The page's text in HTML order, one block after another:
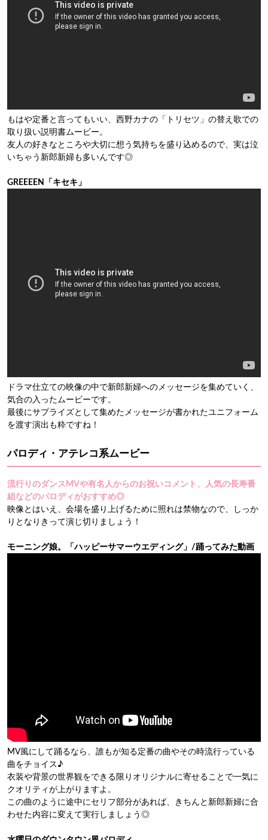
もはや定番と言ってもいい、西野カナの「トリセツ」の替え歌での
取り扱い説明書ムービー。
友人の好きなところや大切に想う気持ちを盛り込めるので、実は泣
いちゃう新郎新婦も多いんです◎
GREEEEN「キセキ」
ドラマ仕立ての映像の中で新郎新婦へのメッセージを集めていく、
気合の入ったムービーです。
最後にサプライズとして集めたメッセージが書かれたユニフォーム
を渡す演出も粋ですね！
パロディ・アテレコ系ムービー
流行りのダンスMVや有名人からのお祝いコメント、人気の長寿番
組などのパロディがおすすめ◎
映像とはいえ、会場を盛り上げるために照れは禁物なので、しっか
りとなりきって演じ切りましょう！
モーニング娘。「ハッピーサマーウエディング」/踊ってみた動画
MV風にして踊るなら、誰もが知る定番の曲やその時流行っている
曲をチョイス♪
衣装や背景の世界観をできる限りオリジナルに寄せることで一気に
クオリティが上がりますよ。
この曲のように途中にセリフ部分があれば、きちんと新郎新婦に合
わせた内容に変えて実行しましょう◎